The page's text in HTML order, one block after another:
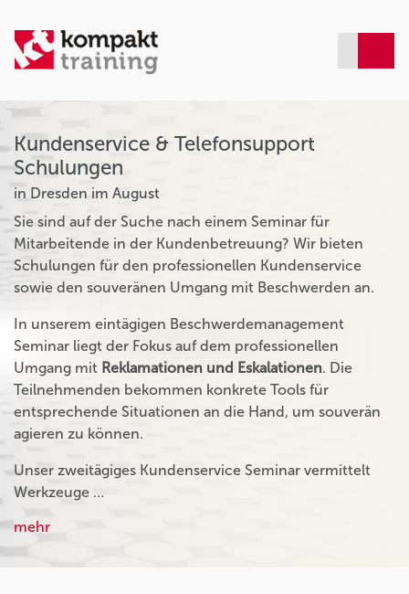
Kundenservice & Telefonsupport
Schulungen
in Dresden im August
Sie sind auf der Suche nach einem Seminar für
Mitarbeitende in der Kundenbetreuung? Wir bieten
Schulungen für den professionellen Kundenservice
sowie den souveränen Umgang mit Beschwerden an.
In unserem eintägigen Beschwerdemanagement
Seminar liegt der Fokus auf dem professionellen
Umgang mit Reklamationen und Eskalationen. Die
Teilnehmenden bekommen konkrete Tools für
entsprechende Situationen an die Hand, um souverän
agieren zu können.
Unser zweitägiges Kundenservice Seminar vermittelt
Werkzeuge …
mehr